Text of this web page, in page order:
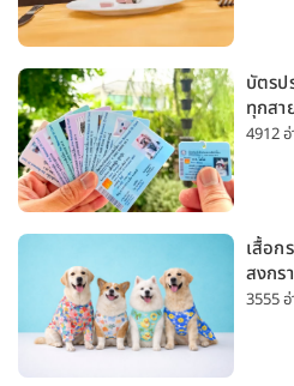
บัตรป
ทุกสา
4912 อ่
เสื้อก
สงกร
3555 อ่